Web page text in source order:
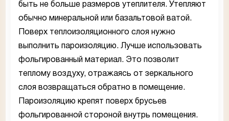
быть не больше размеров утеплителя. Утепляют
обычно минеральной или базальтовой ватой.
Поверх теплоизоляционного слоя нужно
выполнить пароизоляцию. Лучше использовать
фольгированный материал. Это позволит
теплому воздуху, отражаясь от зеркального
слоя возвращаться обратно в помещение.
Пароизоляцию крепят поверх брусьев
фольгированной стороной внутрь помещения.